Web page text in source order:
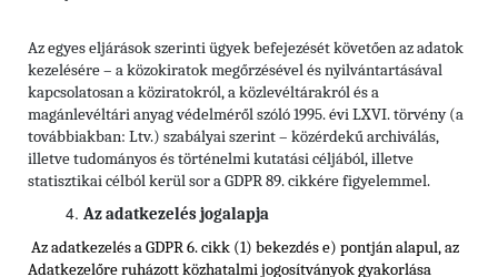
Az egyes eljárások szerinti ügyek befejezését követően az adatok
kezelésére – a közokiratok megőrzésével és nyilvántartásával
kapcsolatosan a köziratokról, a közlevéltárakról és a
magánlevéltári anyag védelméről szóló 1995. évi LXVI. törvény (a
továbbiakban: Ltv.) szabályai szerint – közérdekű archiválás,
illetve tudományos és történelmi kutatási céljából, illetve
statisztikai célból kerül sor a GDPR 89. cikkére figyelemmel.
Az adatkezelés jogalapja
Az adatkezelés a GDPR 6. cikk (1) bekezdés e) pontján alapul, az
Adatkezelőre ruházott közhatalmi jogosítványok gyakorlása